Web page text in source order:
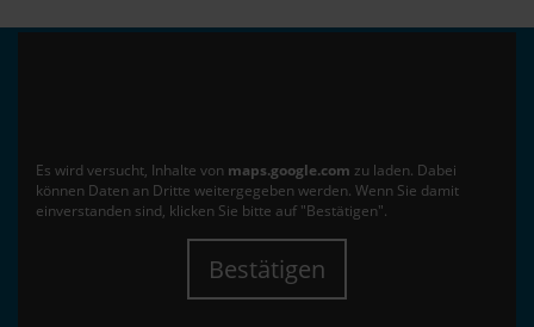
Es wird versucht, Inhalte von maps.google.com zu laden. Dabei
können Daten an Dritte weitergegeben werden. Wenn Sie damit
einverstanden sind, klicken Sie bitte auf "Bestätigen".
Bestätigen